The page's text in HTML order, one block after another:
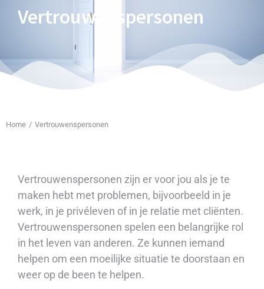
Vertrouwenspersonen
Je bent hier:
Home Vertrouwenspersonen
Vertrouwenspersonen zijn er voor jou als je te
maken hebt met problemen, bijvoorbeeld in je
werk, in je privéleven of in je relatie met cliënten.
Vertrouwenspersonen spelen een belangrijke rol
in het leven van anderen. Ze kunnen iemand
helpen om een moeilijke situatie te doorstaan en
weer op de been te helpen.